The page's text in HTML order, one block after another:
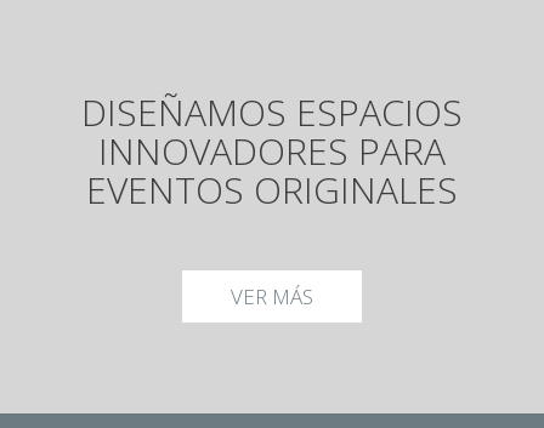
DISEÑAMOS ESPACIOS
INNOVADORES PARA
EVENTOS ORIGINALES
VER MÁS